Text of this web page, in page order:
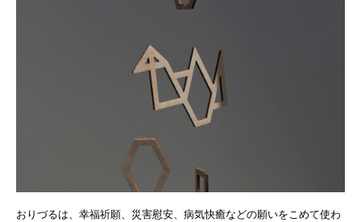
おりづるは、幸福祈願、災害慰安、病気快癒などの願いをこめて使わ